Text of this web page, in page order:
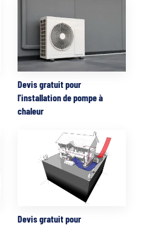
Devis gratuit pour
l'installation de pompe à
chaleur
Devis gratuit pour